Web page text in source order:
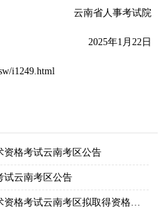
云南省人事考试院
2025年1月22日
i1249.html
资格考试云南考区公告
试云南考区公告
2024年初级、中级经济专业技术资格考试云南考区拟取得资格证书人员使用告知承诺制情况公示